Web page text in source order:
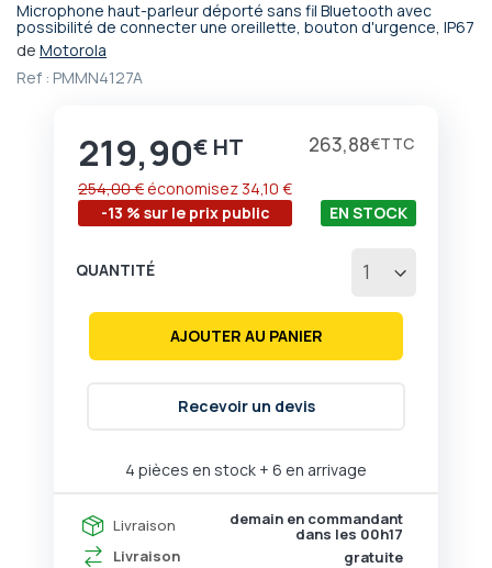
Microphone haut-parleur déporté sans fil Bluetooth avec
possibilité de connecter une oreillette, bouton d'urgence, IP67
de Motorola
Ref : PMMN4127A
Prix
219,90€ 263,88€
-13 % sur le prix public
254,00 € économisez 34,10 €
4 pièces en stock + 6 en arrivage
EN STOCK
Livraison demain en commandant
dans les 00h17
Livraison
gratuite
QUANTITÉ
AJOUTER AU PANIER
Recevoir un devis
Passer
au
de
d’images